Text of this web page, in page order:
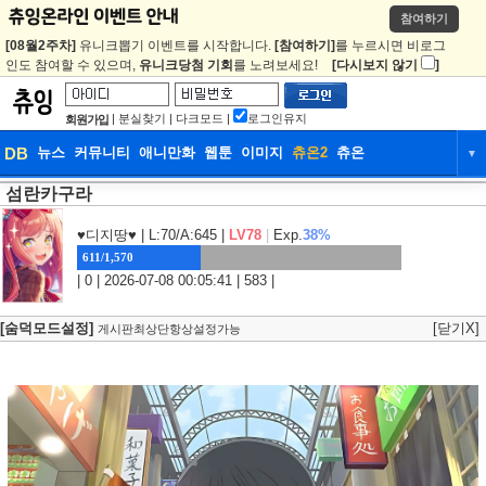
참여하기
[08월2주차] 유니크뽑기 이벤트를 시작합니다. [참여하기] 를 누르시면 비로그
인도 참여할 수 있으며, 유니크당첨 기회 를 노려보세요! [다시보지 않기 ]
회원가입 | 분실찾기 | 다크모드 | 로그인유지
DB 뉴스 커뮤니티 애니만화 웹툰 이미지 츄온2 츄온 ▼
DB
웹툰 이미지 츄온2
섬란카구라
♥디지땅♥ | L:70/A:645 | LV78 Exp.38%
611/1,570
| 0 | 2026-07-08 00:05:41 | 583 |
[숨덕모드설정] 게시판최상단항상설정가능 [닫기X]